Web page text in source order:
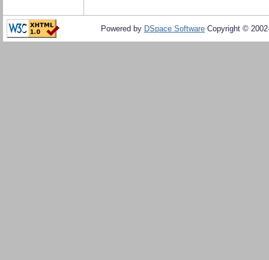
Powered by DSpace Software Copyright ©